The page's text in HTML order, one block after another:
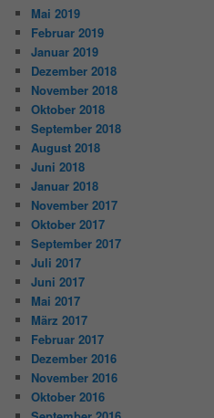
Mai 2019
Februar 2019
Januar 2019
Dezember 2018
November 2018
Oktober 2018
September 2018
August 2018
Juni 2018
Januar 2018
November 2017
Oktober 2017
September 2017
Juli 2017
Juni 2017
Mai 2017
März 2017
Februar 2017
Dezember 2016
November 2016
Oktober 2016